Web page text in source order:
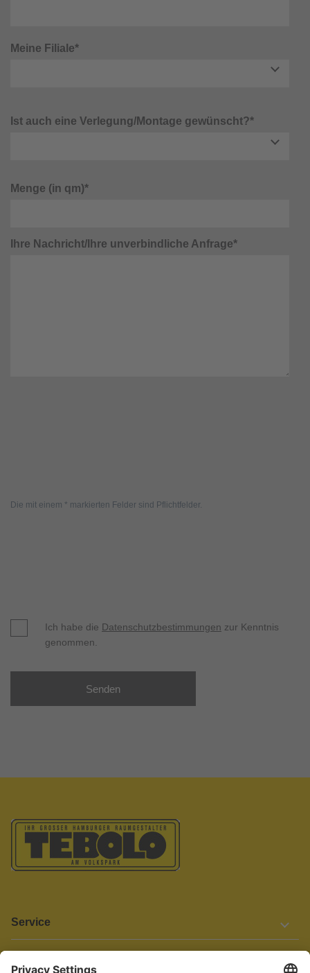
Meine Filiale*
Ist auch eine Verlegung/Montage gewünscht?*
Menge (in qm)*
Ihre Nachricht/Ihre unverbindliche Anfrage*
Die mit einem * markierten Felder sind Pflichtfelder.
Ich habe die Datenschutzbestimmungen zur Kenntnis
genommen.
Senden
Service
Informationen